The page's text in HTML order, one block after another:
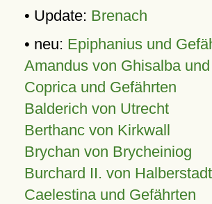
• Update: Brenach
• neu: Epiphanius und
Amandus von Ghisalba
Coprica und Gefährten
Balderich von Utrecht
Berthanc von Kirkwall
Brychan von Brycheiniog
Burchard II. von Halberstadt
Caelestina und Gefährten